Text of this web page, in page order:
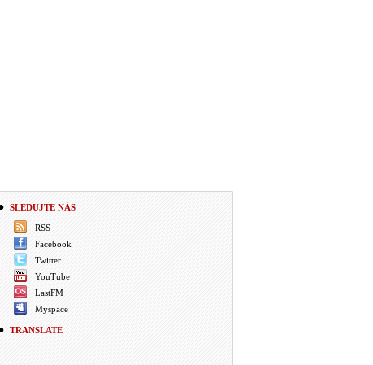
SLEDUJTE NÁS
RSS
Facebook
Twitter
YouTube
LastFM
Myspace
TRANSLATE